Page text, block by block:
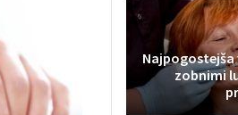
Najpogostejša
zobnimi